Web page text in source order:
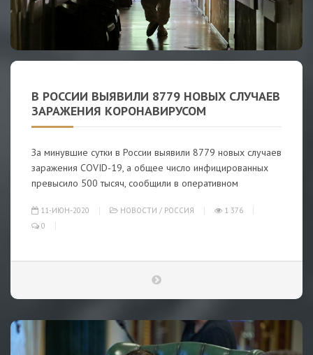
В РОССИИ ВЫЯВИЛИ 8779 НОВЫХ СЛУЧАЕВ
ЗАРАЖЕНИЯ КОРОНАВИРУСОМ
За минувшие сутки в России выявили 8779 новых случаев
заражения COVID-19, а общее число инфицированных
превысило 500 тысяч, сообщили в оперативном
11-ИЮН-2020 НОВОСТИ / РОССИЯ
1 376
0